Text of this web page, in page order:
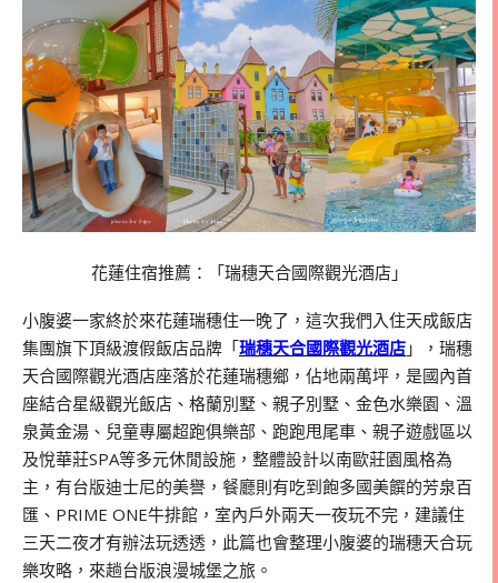
花蓮住宿推薦：「瑞穗天合國際觀光酒店」
小腹婆一家終於來花蓮瑞穗住一晚了，這次我們入住天成飯店
集團旗下頂級渡假飯店品牌「瑞穗天合國際觀光酒店 」，瑞穗
天合國際觀光酒店座落於花蓮瑞穗鄉，佔地兩萬坪，是國內首
座結合星級觀光飯店、格蘭別墅、親子別墅、金色水樂園、溫
泉黃金湯、兒童專屬超跑俱樂部、跑跑甩尾車、親子遊戲區以
及悅華莊SPA等多元休閒設施，整體設計以南歐莊園風格為
主，有台版迪士尼的美譽，餐廳則有吃到飽多國美饌的芳泉百
匯、PRIME ONE牛排館，室內戶外兩天一夜玩不完，建議住
三天二夜才有辦法玩透透，此篇也會整理小腹婆的瑞穗天合玩
樂攻略，來趟台版浪漫城堡之旅。